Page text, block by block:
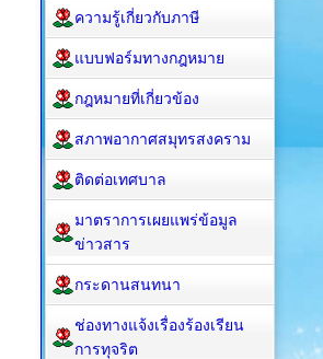
ความรู้เกี่ยวกับภาษี
แบบฟอร์มทางกฎหมาย
กฎหมาย​ที่เกี่ยวข้อง
สภาพอากาศสมุทรสงคราม
ติดต่อเทศบาล
มาตราการเผยแพร่ข้อมูล
ข่าวสาร
กระดานสนทนา
ช่องทางแจ้งเรื่องร้องเรียน
การทุจริต